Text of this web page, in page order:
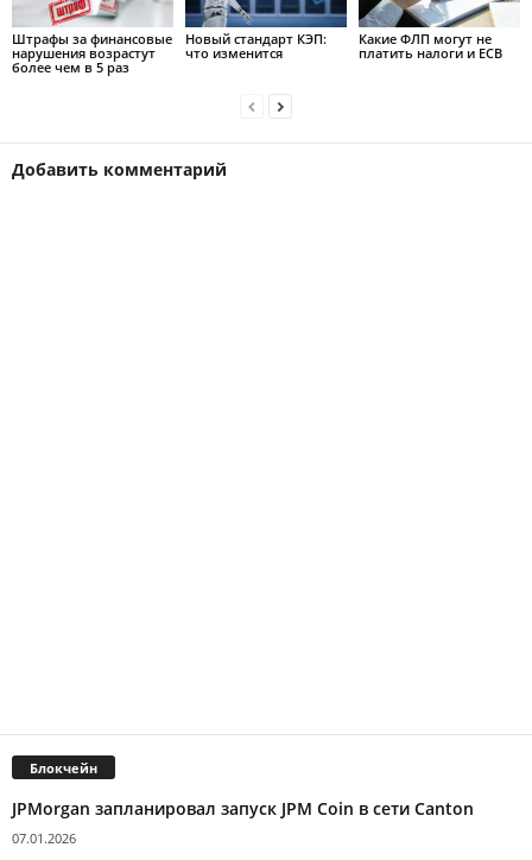
Штрафы за финансовые
нарушения возрастут
более чем в 5 раз
Новый стандарт КЭП:
что изменится
Какие ФЛП могут не
платить налоги и ЕСВ
Добавить комментарий
Блокчейн
JPMorgan запланировал запуск JPM Coin в сети Canton
07.01.2026